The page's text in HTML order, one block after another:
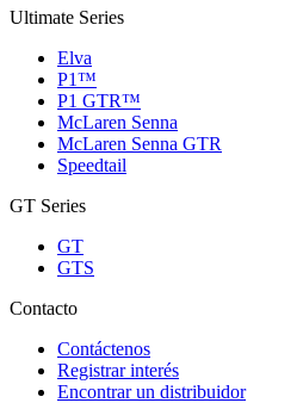
Ultimate Series
Elva
P1™
P1 GTR™
McLaren Senna
McLaren Senna GTR
Speedtail
GT Series
GT
GTS
Contacto
Contáctenos
Registrar interés
Encontrar un distribuidor